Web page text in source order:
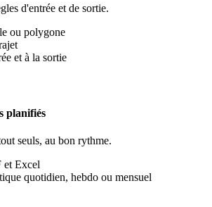
d'entrée et de sortie.
ou polygone
et à la sortie
planifiés
seuls, au bon rythme.
et Excel
quotidien, hebdo ou mensuel